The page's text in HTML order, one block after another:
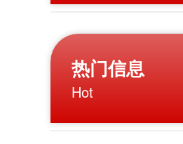
热门信息
Hot